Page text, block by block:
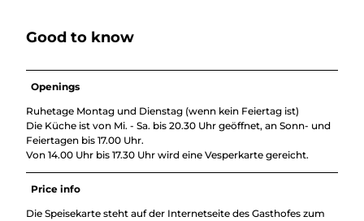
Good to know
Openings
Ruhetage Montag und Dienstag (wenn kein Feiertag ist)
Die Küche ist von Mi. - Sa. bis 20.30 Uhr geöffnet, an Sonn- und
Feiertagen bis 17.00 Uhr.
Von 14.00 Uhr bis 17.30 Uhr wird eine Vesperkarte gereicht.
Price info
Die Speisekarte steht auf der Internetseite des Gasthofes zum